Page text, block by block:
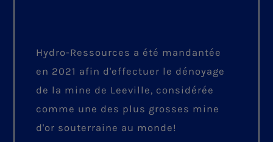
Hydro-Ressources a été mandantée
en 2021 afin d'effectuer le dénoyage
de la mine de Leeville, considérée
comme une des plus grosses mine
d'or souterraine au monde!